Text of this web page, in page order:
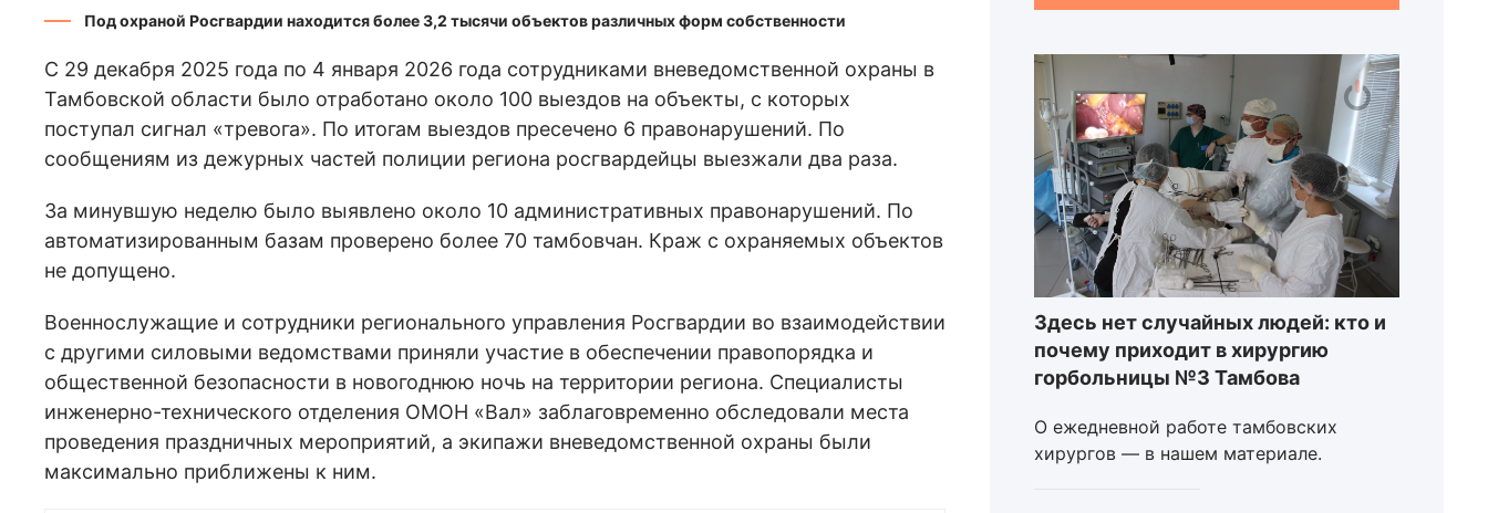
Под охраной Росгвардии находится более 3,2 тысячи объектов различных форм собственности
С 29 декабря 2025 года по 4 января 2026 года сотрудниками вневедомственной охраны в
Тамбовской области было отработано около 100 выездов на объекты, с которых
поступал сигнал «тревога». По итогам выездов пресечено 6 правонарушений. По
сообщениям из дежурных частей полиции региона росгвардейцы выезжали два раза.
За минувшую неделю было выявлено около 10 административных правонарушений. По
автоматизированным базам проверено более 70 тамбовчан. Краж с охраняемых объектов
не допущено.
Военнослужащие и сотрудники регионального управления Росгвардии во взаимодействии
с другими силовыми ведомствами приняли участие в обеспечении правопорядка и
общественной безопасности в новогоднюю ночь на территории региона. Специалисты
инженерно-технического отделения ОМОН «Вал» заблаговременно обследовали места
проведения праздничных мероприятий, а экипажи вневедомственной охраны были
максимально приближены к ним.
Здесь нет случайных людей: кто и
почему приходит в хирургию
горбольницы №3 Тамбова
О ежедневной работе тамбовских
хирургов — в нашем материале.